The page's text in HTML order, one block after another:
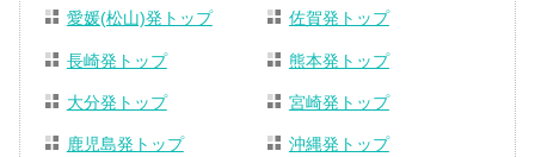
愛媛(松山)発トップ 佐賀発トップ
長崎発トップ 熊本発トップ
大分発トップ 宮崎発トップ
鹿児島発トップ 沖縄発トップ